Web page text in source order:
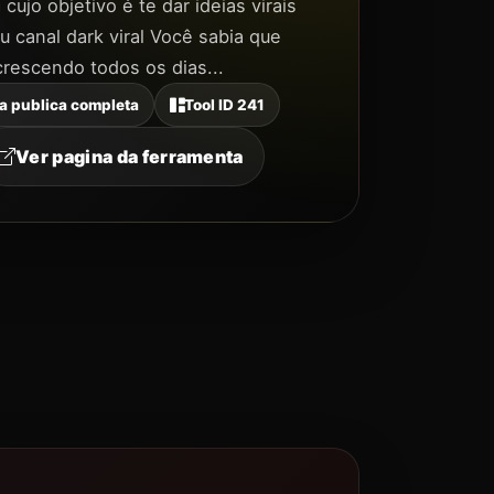
objetivo é te dar ideias virais
canal dark viral Você sabia que
todos os dias...
publica completa Tool ID 241
Ver pagina da ferramenta